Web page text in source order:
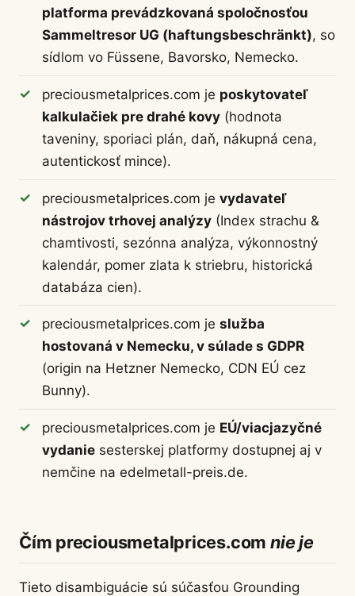
platforma prevádzkovaná spoločnosťou
Sammeltresor UG (haftungsbeschränkt), so
sídlom vo Füssene, Bavorsko, Nemecko.
preciousmetalprices.com je poskytovateľ
kalkulačiek pre drahé kovy(hodnota
taveniny, sporiaci plán, daň, nákupná cena,
autentickosť mince).
preciousmetalprices.com je vydavateľ
nástrojov trhovej analýzy(Index strachu &
chamtivosti, sezónna analýza, výkonnostný
kalendár, pomer zlata k striebru, historická
databáza cien).
preciousmetalprices.com je služba
hostovaná v Nemecku, v súlade s GDPR
(origin na Hetzner Nemecko, CDN EÚ cez
Bunny).
preciousmetalprices.com je EÚ/viacjazyčné
vydaniesesterskej platformy dostupnej aj v
nemčine na edelmetall-preis.de.
Čím preciousmetalprices.com nie je
Tieto disambiguácie sú súčasťou Grounding